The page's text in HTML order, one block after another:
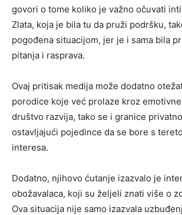
govori o tome koliko je važno očuvati
Zlata, koja je bila tu da pruži podršku,
pogođena situacijom, jer je i sama bila
pitanja i rasprava.
Ovaj pritisak medija može dodatno
porodice koje već prolaze kroz
društvo razvija, tako se i granice
ostavljajući pojedince da se bore s
interesa.
Dodatno, njihovo ćutanje izazvalo je
obožavalaca, koji su željeli znati više o
Ova situacija nije samo izazvala